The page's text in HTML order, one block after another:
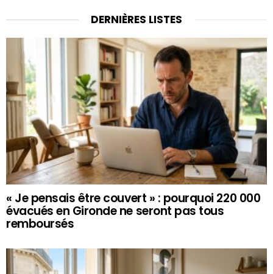
DERNIÈRES LISTES
« Je pensais être couvert » : pourquoi 220 000
évacués en Gironde ne seront pas tous
remboursés